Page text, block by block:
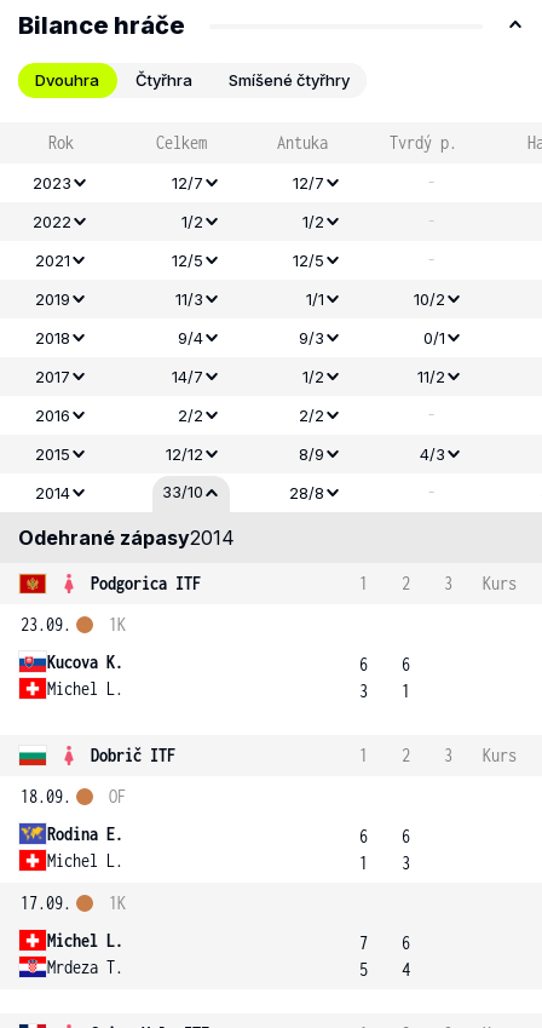
Bilance hráče
Dvouhra Čtyřhra Smíšené čtyřhry
Rok Celkem Antuka Tvrdý p.
2023 12/7 12/7 -
2022 1/2 1/2 -
2021 12/5 12/5 -
2019 11/3 1/1
10/2
2018
9/4 9/3
0/1
2017
14/7 1/2 11/2
2016
2/2 2/2 -
2015 12/12 8/9
4/3
2014
33/10 28/8 -
Odehrané zápasy2014
Podgorica ITF 1 2 3
Kurs
23.09.
Kucova K.
Michel L.
1K
6
3
6
1
Dobrič ITF 1 2 3
Kurs
18.09.
Rodina E.
Michel L.
OF
6
1
6
3
17.09.
Michel L.
Mrdeza T.
1K
7
5
6
4